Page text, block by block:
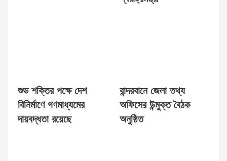
শুভ শক্তির পক্ষে দেশ
বিনির্মাণে গণমাধ্যমের
দায়বদ্ধতা রয়েছে
বান্দরবানে জেলা তথ্য
অফিসের উন্মুক্ত বৈঠক
অনুষ্ঠিত